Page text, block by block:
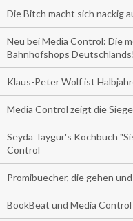
Die Bitch macht sich nackig
Neu bei Media Control: Die
Bahnhofshops Deutschlands!
Klaus-Peter Wolf ist
Media Control zeigt die
Seyda Taygur's Kochbuch
Control
Promibuecher, die gehen
BookBeat und Media